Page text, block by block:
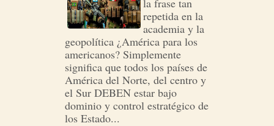
la frase tan
repetida en la
academia y la
geopolítica ¿América para los
americanos? Simplemente
significa que todos los países de
América del Norte, del centro y
el Sur DEBEN estar bajo
dominio y control estratégico de
los Estado...